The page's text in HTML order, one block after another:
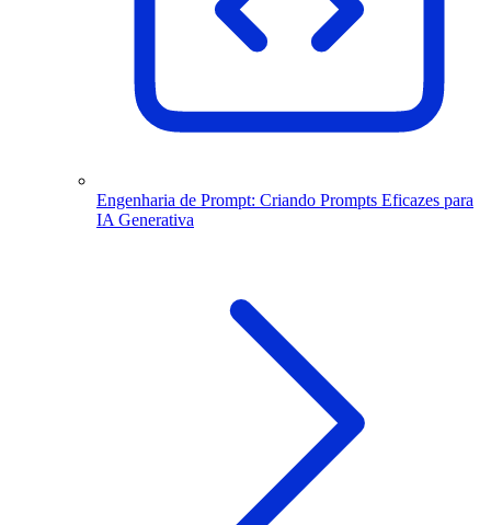
Engenharia de Prompt: Criando Prompts Eficazes para
IA Generativa